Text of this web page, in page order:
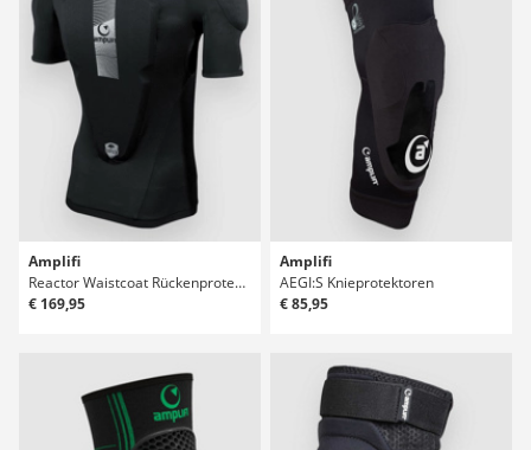
Amplifi
Reactor Waistcoat Rückenprotektor
€ 169,95
Amplifi
AEGI:S Knieprotektoren
€ 85,95